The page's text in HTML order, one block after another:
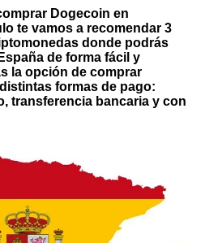
Dogecoin en
te vamos a recomendar 3
donde podrás
de forma fácil y
la opción de comprar
formas de pago:
transferencia bancaria y con